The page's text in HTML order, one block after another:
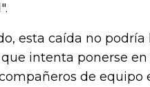
esta caída no
intenta ponerse
de equipo